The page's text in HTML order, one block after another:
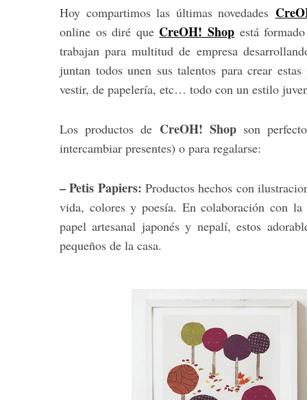
Hoy compartimos las últimas novedades
online os diré que CreOH! Shop está
trabajan para multitud de empresa
juntan todos unen sus talentos para crear
vestir, de papelería, etc… todo con un estilo
Los productos de CreOH! Shop son
intercambiar presentes) o para regalarse:
– Petis Papiers: Productos hechos con
vida, colores y poesía. En colaboración con la
papel artesanal japonés y nepalí, estos
pequeños de la casa.